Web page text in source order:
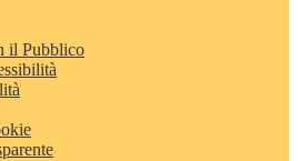
il Pubblico